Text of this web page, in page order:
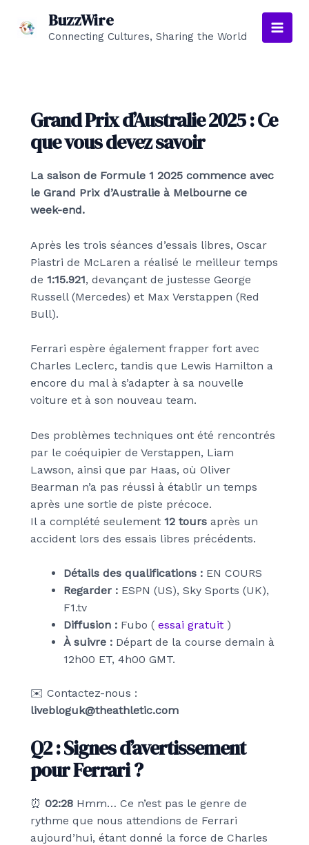
BuzzWire
Connecting Cultures, Sharing the World
Main
Grand Prix d’Australie 2025 : Ce
que vous devez savoir
La saison de Formule 1 2025 commence avec
le Grand Prix d’Australie à Melbourne ce
week-end.
Après les trois séances d’essais libres, Oscar
Piastri de McLaren a réalisé le meilleur temps
de 1:15.921, devançant de justesse George
Russell (Mercedes) et Max Verstappen (Red
Bull).
Ferrari espère également frapper fort avec
Charles Leclerc, tandis que Lewis Hamilton a
encore du mal à s’adapter à sa nouvelle
voiture et à son nouveau team.
Des problèmes techniques ont été rencontrés
par le coéquipier de Verstappen, Liam
Lawson, ainsi que par Haas, où Oliver
Bearman n’a pas réussi à établir un temps
après une sortie de piste précoce.
Il a complété seulement 12 tours après un
accident lors des essais libres précédents.
Détails des qualifications : EN COURS
Regarder : ESPN (US), Sky Sports (UK),
F1.tv
Diffusion : Fubo ( essai gratuit )
À suivre : Départ de la course demain à
12h00 ET, 4h00 GMT.
✉️ Contactez-nous :
livebloguk@theathletic.com
Q2 : Signes d’avertissement
pour Ferrari ?
⏰ 02:28 Hmm… Ce n’est pas le genre de
rythme que nous attendions de Ferrari
aujourd’hui, étant donné la force de Charles